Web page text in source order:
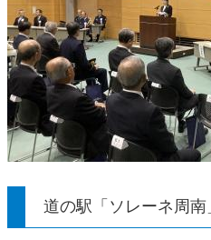
道の駅「ソレーネ周南